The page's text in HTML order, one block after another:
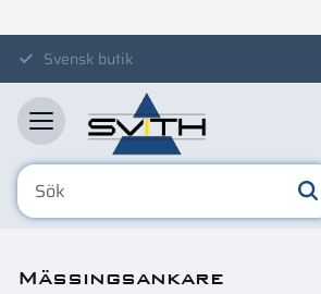
MenySvensk butik
Mässingsankare